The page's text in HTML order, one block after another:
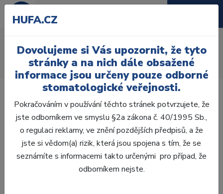
Úvod Ordinace Výplně
Leštění výplní
Brusné a leštící pásky
Laboratoř
Ordinace
HUFA.CZ
Dovolujeme si Vás upozornit, že tyto
stránky a na nich dále obsažené
informace jsou určeny pouze odborné
stomatologické veřejnosti.
Pokračováním v používání těchto stránek potvrzujete, že
jste odborníkem ve smyslu §2a zákona č. 40/1995 Sb.,
o regulaci reklamy, ve znění pozdějších předpisů, a že
jste si vědom(a) rizik, která jsou spojena s tím, že se
seznámíte s informacemi takto určenými pro případ, že
odborníkem nejste.